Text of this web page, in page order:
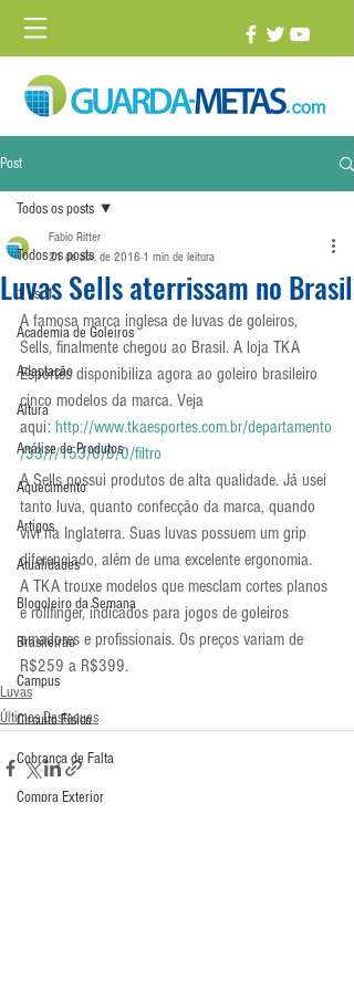
Post
Todos os posts
1 vs. 1
Academia de Goleiros
Adaptação
Altura
Análise de Produtos
Aquecimento
Artigos
Atualidades
Blogoleiro da Semana
Brasileirão
Campus
Circuito Físico
Cobrança de Falta
Compra Exterior
Todos os posts
Luvas Sells aterrissam no Brasil
Fabio Ritter
21 de abr. de 2016 1 min de leitura
A famosa marca inglesa de luvas de goleiros,
Sells, finalmente chegou ao Brasil. A loja TKA
Esportes disponibiliza agora ao goleiro brasileiro
cinco modelos da marca. Veja
aqui: http://www.tkaesportes.com.br/departamento
/33///153/0/0/0/filtro
A Sells possui produtos de alta qualidade. Já usei
tanto luva, quanto confecção da marca, quando
vivi na Inglaterra. Suas luvas possuem um grip
diferenciado, além de uma excelente ergonomia.
A TKA trouxe modelos que mesclam cortes planos
e rollfinger, indicados para jogos de goleiros
amadores e profissionais. Os preços variam de
R$259 a R$399.
Luvas
Últimos Destaques